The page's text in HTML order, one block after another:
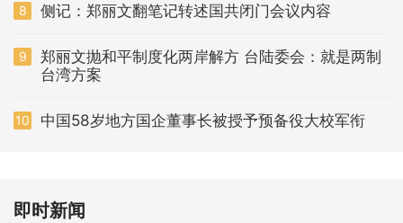
8 侧记：郑丽文翻笔记转述国共闭门会议内容
9
郑丽文抛和平制度化两岸解方 台陆委会：就是两制
台湾方案
10 中国58岁地方国企董事长被授予预备役大校军衔
即时新闻